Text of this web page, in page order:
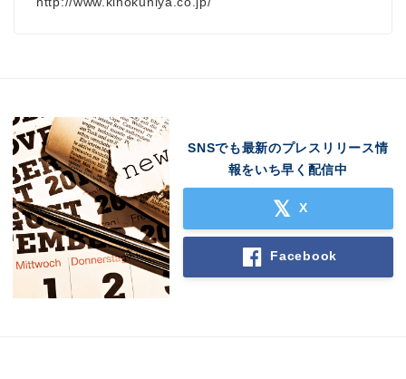
SNSでも最新のプレスリリース情
報をいち早く配信中
X
Facebook